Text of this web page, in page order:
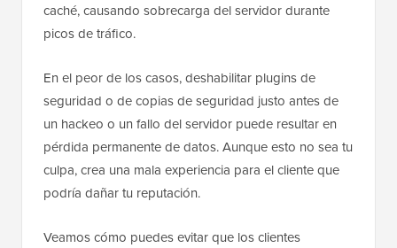
caché, causando sobrecarga del servidor durante
picos de tráfico.
En el peor de los casos, deshabilitar plugins de
seguridad o de copias de seguridad justo antes de
un hackeo o un fallo del servidor puede resultar en
pérdida permanente de datos. Aunque esto no sea tu
culpa, crea una mala experiencia para el cliente que
podría dañar tu reputación.
Veamos cómo puedes evitar que los clientes